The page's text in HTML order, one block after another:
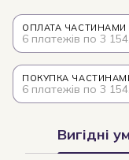
ОПЛАТА ЧАСТИНАМИ
6 платежів по 3
ПОКУПКА
6 платежів по 3
Вигідні